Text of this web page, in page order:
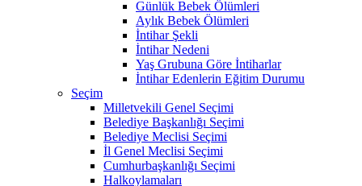
Günlük Bebek Ölümleri
Aylık Bebek Ölümleri
İntihar Şekli
İntihar Nedeni
Yaş Grubuna Göre İntiharlar
İntihar Edenlerin Eğitim Durumu
Seçim
Milletvekili Genel Seçimi
Belediye Başkanlığı Seçimi
Belediye Meclisi Seçimi
İl Genel Meclisi Seçimi
Cumhurbaşkanlığı Seçimi
Halkoylamaları